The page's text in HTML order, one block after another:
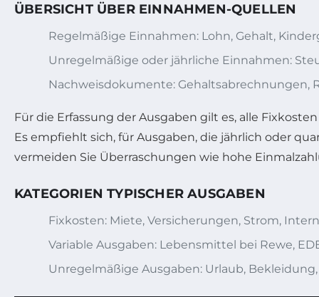
ÜBERSICHT ÜBER EINNAHMEN-QUELLEN
Regelmäßige Einnahmen: Lohn, Gehalt,
Unregelmäßige oder jährliche Einnahmen:
Nachweisdokumente: Gehaltsabrechnungen,
Für die Erfassung der Ausgaben gilt es, alle
Es empfiehlt sich, für Ausgaben, die jährlich oder
vermeiden Sie Überraschungen wie hohe
KATEGORIEN TYPISCHER AUSGABEN
Fixkosten: Miete, Versicherungen, Strom,
Variable Ausgaben: Lebensmittel bei Rewe,
Unregelmäßige Ausgaben: Urlaub,